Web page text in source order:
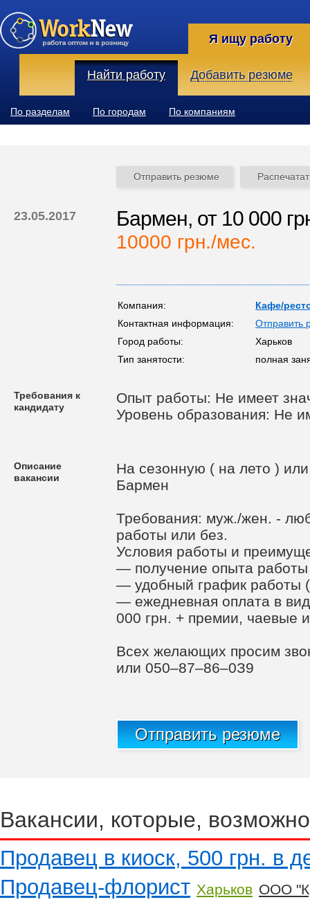
Я ищу работу
Найти работу Добавить резюме
По разделам По городам По компаниям
Отправить резюме
23.05.2017 Бармен, от 10 000
10000 грн./мес.
Компания:
Кафе/
Контактная информация:
Отправить
Город работы:
Харьков
Тип занятости:
полная
Требования к
кандидату
Опыт работы: Не имеет
Уровень образования: Не
Описание
вакансии
На сезонную ( на лето )
Бармен
Требования: муж./жен. -
работы или без.
Условия работы и
— получение опыта работы
— удобный график работы
— ежедневная оплата в
000 грн. + премии, чаевые
Всех желающих просим
или 050–87–86–0З9
Отправить резюме
Вакансии, которые,
Продавец в киоск, 500 грн. в
Продавец-флорист Харьков ООО